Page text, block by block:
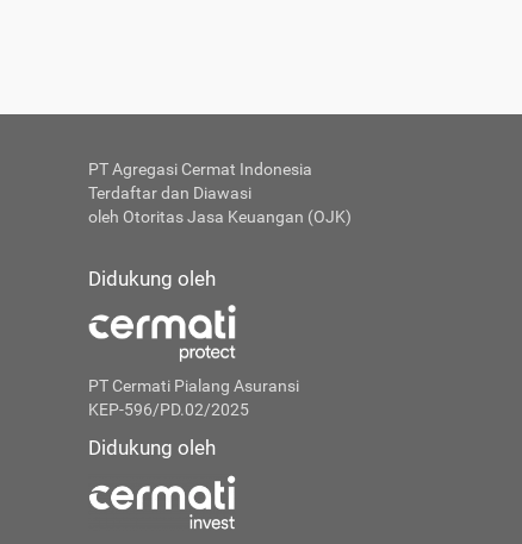
PT Agregasi Cermat Indonesia
Terdaftar dan Diawasi
oleh Otoritas Jasa Keuangan (OJK)
Didukung oleh
PT Cermati Pialang Asuransi
KEP-596/PD.02/2025
Didukung oleh